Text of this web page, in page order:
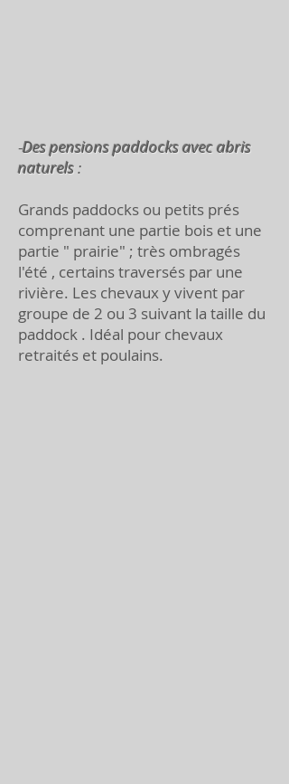
-Des pensions paddocks avec abris
naturels:
Grands paddocks ou petits prés
comprenant une partie bois et une
partie " prairie" ; très ombragés
l'été , certains traversés par une
rivière. Les chevaux y vivent par
groupe de 2 ou 3 suivant la taille du
paddock . Idéal pour chevaux
retraités et poulains.